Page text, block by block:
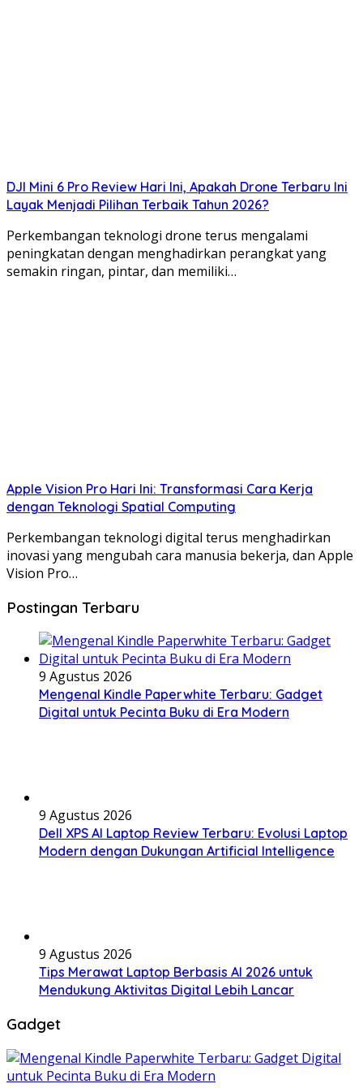
DJI Mini 6 Pro Review Hari Ini, Apakah Drone Terbaru Ini
Layak Menjadi Pilihan Terbaik Tahun 2026?
Perkembangan teknologi drone terus mengalami
peningkatan dengan menghadirkan perangkat yang
semakin ringan, pintar, dan memiliki…
Apple Vision Pro Hari Ini: Transformasi Cara Kerja
dengan Teknologi Spatial Computing
Perkembangan teknologi digital terus menghadirkan
inovasi yang mengubah cara manusia bekerja, dan Apple
Vision Pro…
Postingan Terbaru
9 Agustus 2026
Mengenal Kindle Paperwhite Terbaru: Gadget
Digital untuk Pecinta Buku di Era Modern
9 Agustus 2026
Dell XPS AI Laptop Review Terbaru: Evolusi Laptop
Modern dengan Dukungan Artificial Intelligence
9 Agustus 2026
Tips Merawat Laptop Berbasis AI 2026 untuk
Mendukung Aktivitas Digital Lebih Lancar
Gadget